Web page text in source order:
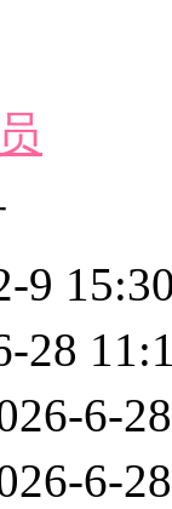
9
28
6-
6-